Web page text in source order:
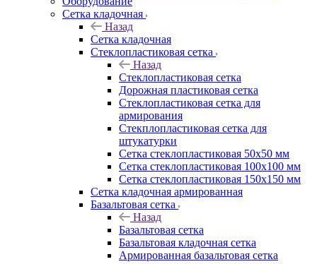
Сетка кладочная
Назад
Сетка кладочная
Стеклопластиковая сетка
Назад
Стеклопластиковая сетка
Дорожная пластиковая сетка
Стеклопластиковая сетка для
армирования
Стекплопластиковая сетка для
штукатурки
Сетка стеклопластиковая 50x50 мм
Сетка стеклопластиковая 100x100 мм
Сетка стеклопластиковая 150x150 мм
Сетка кладочная армированная
Базальтовая сетка
Назад
Базальтовая сетка
Базальтовая кладочная сетка
Армированная базальтовая сетка